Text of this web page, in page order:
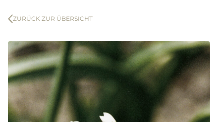
ZURÜCK ZUR ÜBERSICHT